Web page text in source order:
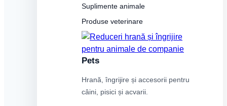
Suplimente animale
Produse veterinare
Pets
Hrană, îngrijire și accesorii pentru
câini, pisici și acvarii.